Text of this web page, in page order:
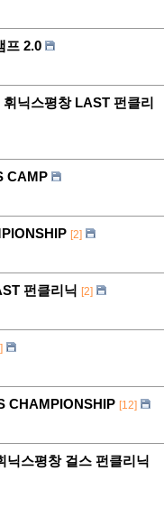
프 2.0
닉스평창 LAST 펀클리
CAMP
[2]
펀클리닉 [2]
CHAMPIONSHIP [12]
닉스평창 걸스 펀클리닉